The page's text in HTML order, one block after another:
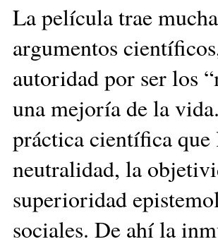
La película trae
argumentos
autoridad por ser los
una mejoría de la
práctica científica que
neutralidad, la
superioridad
sociales. De ahí la